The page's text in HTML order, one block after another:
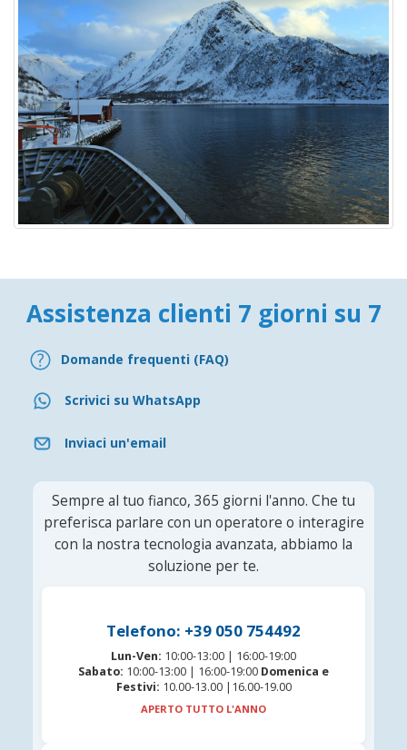
Assistenza clienti 7 giorni su 7
Domande frequenti (FAQ)
Scrivici su WhatsApp
Inviaci un'email
Sempre al tuo fianco, 365 giorni l'anno. Che tu
preferisca parlare con un operatore o interagire
con la nostra tecnologia avanzata, abbiamo la
soluzione per te.
Telefono: +39 050 754492
Lun-Ven: 10:00-13:00 | 16:00-19:00
Sabato: 10:00-13:00 | 16:00-19:00 Domenica e
Festivi: 10.00-13.00 |16.00-19.00
APERTO TUTTO L'ANNO